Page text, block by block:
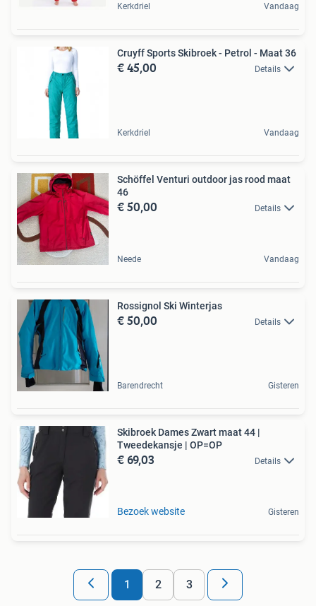
Kerkdriel Vandaag
Cruyff Sports Skibroek - Petrol - Maat 36
€ 45,00 Details
Kerkdriel Vandaag
Schöffel Venturi outdoor jas rood maat
46
€ 50,00 Details
Neede Vandaag
Rossignol Ski Winterjas
€ 50,00 Details
Barendrecht Gisteren
Skibroek Dames Zwart maat 44 |
Tweedekansje | OP=OP
€ 69,03 Details
Bezoek website Gisteren
1 2 3